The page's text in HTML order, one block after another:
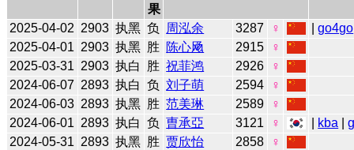
果
2025-04-02 2903 执黑 负 周泓余 3287 ♀ |go4go
2025-04-01 2903 执黑 胜 陈心飏 2915
♀
2025-03-31 2903 执白 胜 祝菲鸿 2926
♀
2024-06-07 2893 执白 负 刘子萌 2594
♀
2024-06-03 2893 执黑 胜 范美琳 2589
♀
2024-06-01 2893 执白 负 曺承亞 3121 ♀ kba |
2024-05-31 2893 执黑 胜 贾欣怡 2858
♀